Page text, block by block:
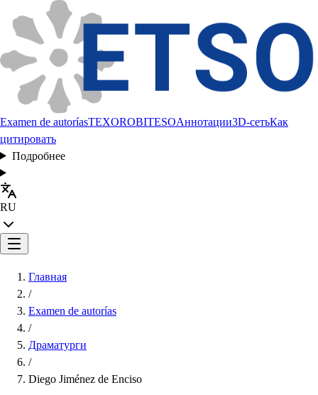
Examen de autoríasTEXOROBITESOАннотации3D-сетьКак
цитировать
Подробнее
RU
Главная
/
Examen de autorías
/
Драматурги
/
Diego Jiménez de Enciso